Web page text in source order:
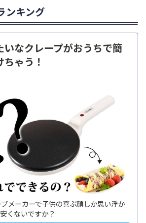
ンキング
いなクレープがおうちで簡
ゃう！
メーカーで子供の喜ぶ顔しか思い浮か
くないですか？